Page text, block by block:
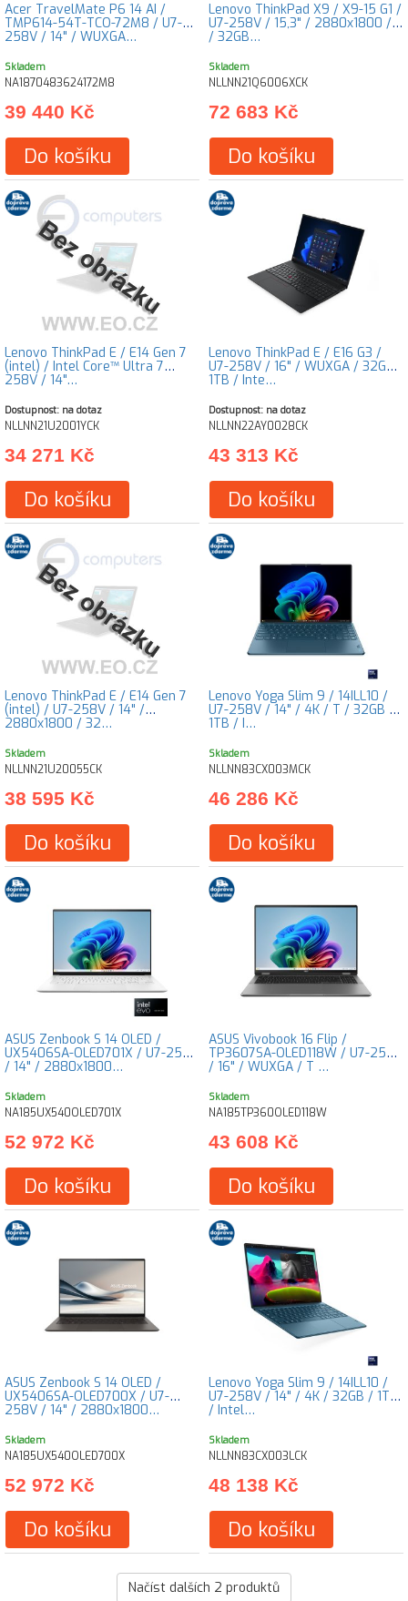
Acer TravelMate P6 14 AI /
TMP614-54T-TCO-72M8 / U7-
258V / 14" / WUXGA…
Skladem
NA1870483624172M8
39 440 Kč
Do košíku
Lenovo ThinkPad X9 / X9-15 G1 /
U7-258V / 15,3" / 2880x1800 / T
/ 32GB…
Skladem
NLLNN21Q6006XCK
72 683 Kč
Do košíku
Lenovo ThinkPad E / E14 Gen 7
(intel) / Intel Core™ Ultra 7
258V / 14"…
Dostupnost: na dotaz
NLLNN21U2001YCK
34 271 Kč
Do košíku
Lenovo ThinkPad E / E16 G3 /
U7-258V / 16" / WUXGA / 32GB /
1TB / Inte…
Dostupnost: na dotaz
NLLNN22AY0028CK
43 313 Kč
Do košíku
Lenovo ThinkPad E / E14 Gen 7
(intel) / U7-258V / 14" /
2880x1800 / 32…
Skladem
NLLNN21U20055CK
38 595 Kč
Do košíku
Lenovo Yoga Slim 9 / 14ILL10 /
U7-258V / 14" / 4K / T / 32GB /
1TB / I…
Skladem
NLLNN83CX003MCK
46 286 Kč
Do košíku
ASUS Zenbook S 14 OLED /
UX5406SA-OLED701X / U7-258V
/ 14" / 2880x1800…
Skladem
NA185UX540OLED701X
52 972 Kč
Do košíku
ASUS Vivobook 16 Flip /
TP3607SA-OLED118W / U7-258V
/ 16" / WUXGA / T …
Skladem
NA185TP360OLED118W
43 608 Kč
Do košíku
ASUS Zenbook S 14 OLED /
UX5406SA-OLED700X / U7-
258V / 14" / 2880x1800…
Skladem
NA185UX540OLED700X
52 972 Kč
Do košíku
Lenovo Yoga Slim 9 / 14ILL10 /
U7-258V / 14" / 4K / 32GB / 1TB
/ Intel…
Skladem
NLLNN83CX003LCK
48 138 Kč
Do košíku
Načíst dalších 2 produktů